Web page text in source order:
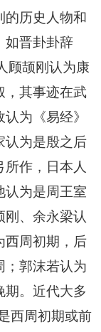
的历史人物和
如晋卦卦辞
顾颉刚认为康
，其事迹在武
为《易经》
认为是殷之后
作，日本人
认为是周王室
刚、余永梁认
西周初期，后
；郭沫若认为
期。近代大多
西周初期或前